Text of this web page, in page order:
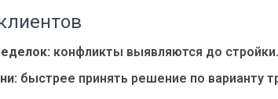
конфликты выявляются до стройки.
быстрее принять решение по варианту